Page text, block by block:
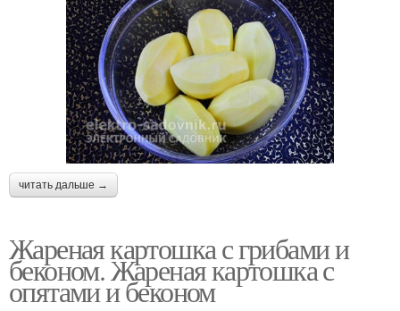
читать дальше →
Жареная картошка с грибами и
беконом. Жареная картошка с
опятами и беконом